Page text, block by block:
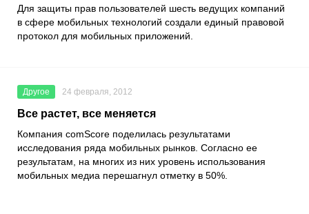
Для защиты прав пользователей шесть ведущих компаний
в сфере мобильных технологий создали единый правовой
протокол для мобильных приложений.
Другое 24 февраля, 2012
Все растет, все меняется
Компания comScore поделилась результатами
исследования ряда мобильных рынков. Согласно ее
результатам, на многих из них уровень использования
мобильных медиа перешагнул отметку в 50%.